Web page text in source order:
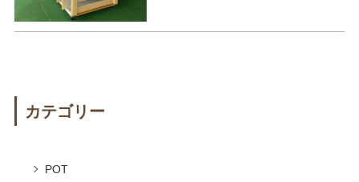
カテゴリー
POT